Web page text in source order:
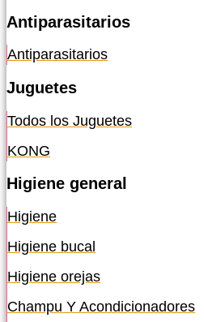
Antiparasitarios
Antiparasitarios
Juguetes
Todos los Juguetes
KONG
Higiene general
Higiene
Higiene bucal
Higiene orejas
Champu Y Acondicionadores